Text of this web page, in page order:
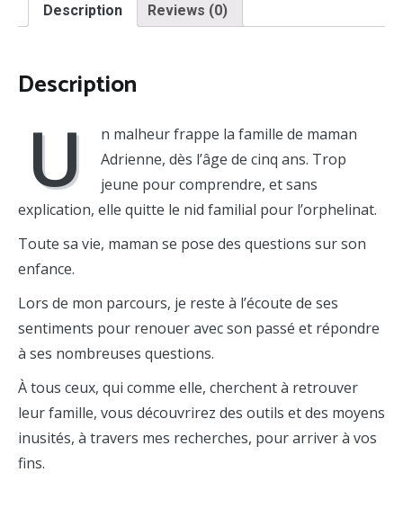
Description Reviews (0)
Description
U
n malheur frappe la famille de maman
Adrienne, dès l’âge de cinq ans. Trop
jeune pour comprendre, et sans
explication, elle quitte le nid familial pour l’orphelinat.
Toute sa vie, maman se pose des questions sur son
enfance.
Lors de mon parcours, je reste à l’écoute de ses
sentiments pour renouer avec son passé et répondre
à ses nombreuses questions.
À tous ceux, qui comme elle, cherchent à retrouver
leur famille, vous découvrirez des outils et des moyens
inusités, à travers mes recherches, pour arriver à vos
fins.